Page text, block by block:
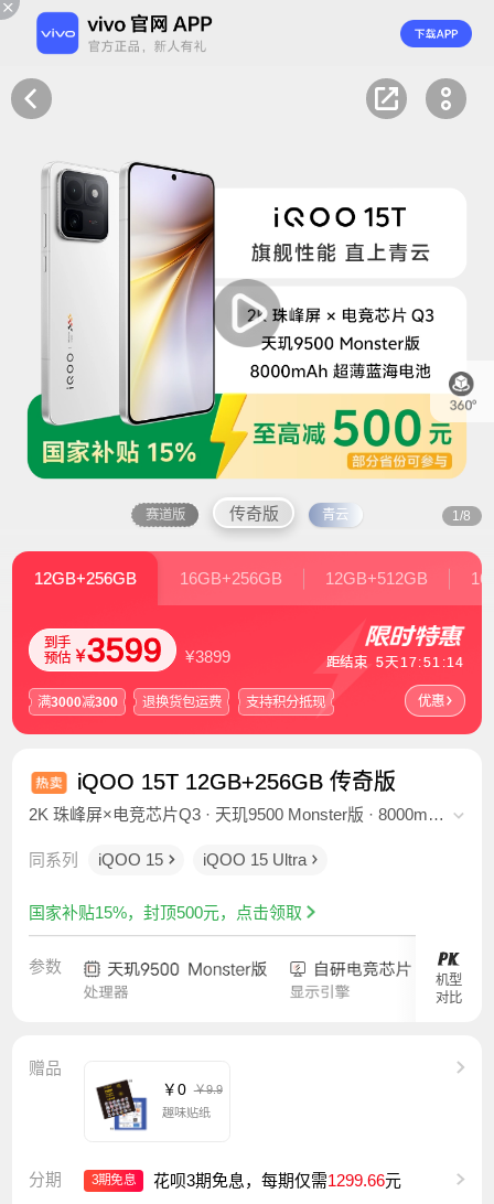
1/8
赛道版 传奇版 青云
12GB+256GB 16GB+256GB 12GB+512GB
到手
预估 ¥3599 ¥3899 距结束 5天17:51 :12
满3000减300 退换货包运费 支持积分抵现 优惠
iQOO 15T 12GB+256GB 传奇版
2K 珠峰屏×电竞芯片Q3 · 天玑9500 Monster版 · 8000mAh
OriginOS 6
同系列 iQOO 15 iQOO 15 Ultra
国家补贴15%，封顶500元，点击领取
参数
机型
对比
赠品
￥0 ￥9.9
趣味贴纸
分期 3期免息 花呗3期免息，每期仅需1299.66元